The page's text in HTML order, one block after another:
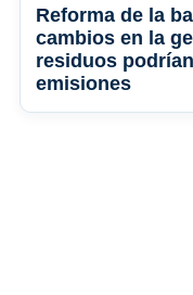
Reforma de la
cambios en la
residuos
emisiones